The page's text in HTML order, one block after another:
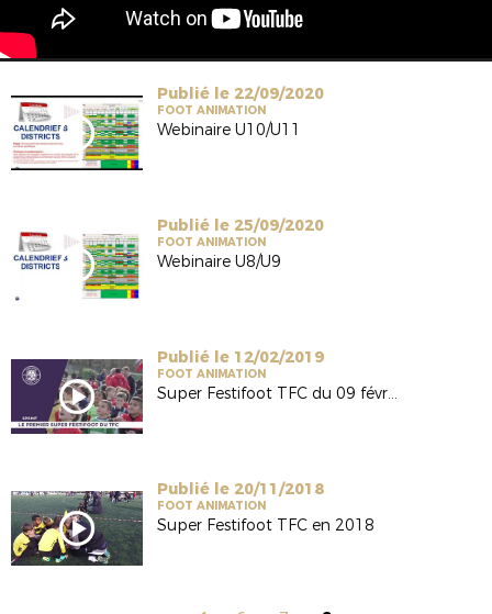
Publié le 22/09/2020
FOOT ANIMATION
Webinaire U10/U11
Publié le 25/09/2020
FOOT ANIMATION
Webinaire U8/U9
Publié le 12/02/2019
FOOT ANIMATION
Super Festifoot TFC du 09 février 2019
Publié le 20/11/2018
FOOT ANIMATION
Super Festifoot TFC en 2018